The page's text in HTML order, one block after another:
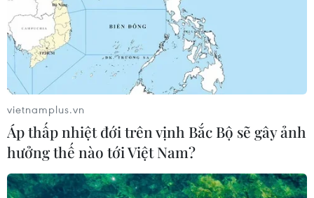
vietnamplus.vn
Áp thấp nhiệt đới trên vịnh Bắc Bộ sẽ gây ảnh
hưởng thế nào tới Việt Nam?